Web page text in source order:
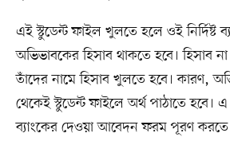
এই স্টুডেন্ট ফাইল খুলতে হলে ওই নির্দিষ্ট
অভিভাবকের হিসাব থাকতে হবে। হিসাব
তাঁদের নামে হিসাব খুলতে হবে। কারণ,
থেকেই স্টুডেন্ট ফাইলে অর্থ পাঠাতে হবে।
ব্যাংকের দেওয়া আবেদন ফরম পূরণ করতে